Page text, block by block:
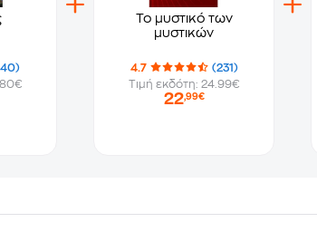
Το μυστικό των
μυστικών
4.7
(231)
Τιμή εκδότη: 24.99€
22,99€